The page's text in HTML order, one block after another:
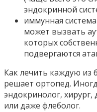
эндокринной
иммунная
может вызвать
которых
подвергаются
Как лечить каждую из
решает ортопед.
эндокринолог,
или даже флеболог.